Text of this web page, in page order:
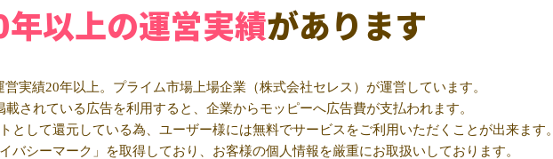
以上の運営実績があります
実績20年以上。プライム市場上場企業（株式会社セレス）が運営しています。
載されている広告を利用すると、企業からモッピーへ広告費が支払われます。
として還元している為、ユーザー様には無料でサービスをご利用いただくことが出来ます。
バシーマーク」を取得しており、お客様の個人情報を厳重にお取扱いしております。